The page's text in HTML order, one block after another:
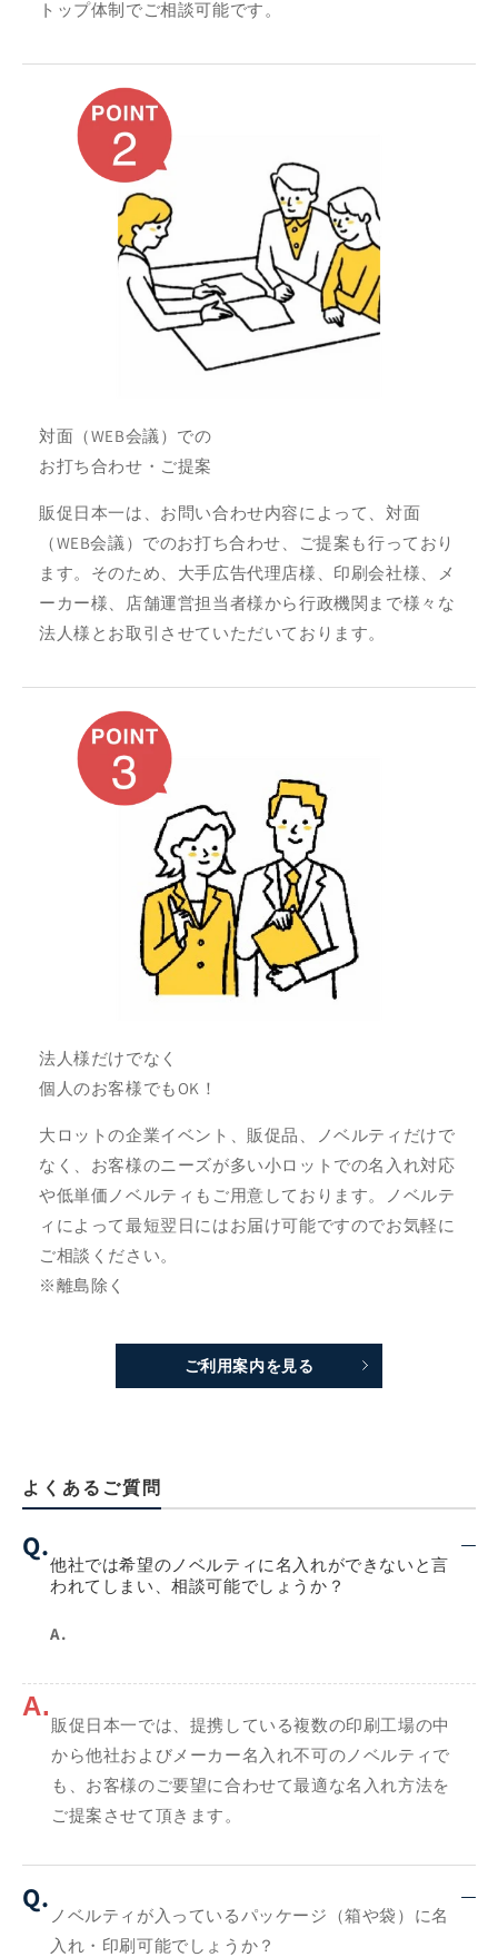
トップ体制でご相談可能です。
対面（WEB会議）での
お打ち合わせ・ご提案
販促日本一は、お問い合わせ内容によって、対面
（WEB会議）でのお打ち合わせ、ご提案も行っており
ます。そのため、大手広告代理店様、印刷会社様、メ
ーカー様、店舗運営担当者様から行政機関まで様々な
法人様とお取引させていただいております。
法人様だけでなく
個人のお客様でもOK！
大ロットの企業イベント、販促品、ノベルティだけで
なく、お客様のニーズが多い小ロットでの名入れ対応
や低単価ノベルティもご用意しております。ノベルテ
ィによって最短翌日にはお届け可能ですのでお気軽に
ご相談ください。
※離島除く
ご利用案内を見る
よくあるご質問
Q.
他社では希望のノベルティに名入れができないと言
われてしまい、相談可能でしょうか？
A.
A.
販促日本一では、提携している複数の印刷工場の中
から他社およびメーカー名入れ不可のノベルティで
も、お客様のご要望に合わせて最適な名入れ方法を
ご提案させて頂きます。
Q.
ノベルティが入っているパッケージ（箱や袋）に名
入れ・印刷可能でしょうか？